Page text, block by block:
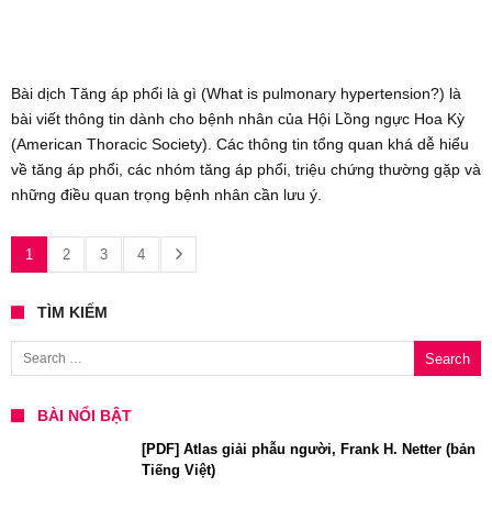
Bài dịch Tăng áp phổi là gì (What is pulmonary hypertension?) là
bài viết thông tin dành cho bệnh nhân của Hội Lồng ngực Hoa Kỳ
(American Thoracic Society). Các thông tin tổng quan khá dễ hiểu
về tăng áp phổi, các nhóm tăng áp phổi, triệu chứng thường gặp và
những điều quan trọng bệnh nhân cần lưu ý.
1 2 3 4
TÌM KIẾM
Search for:
BÀI NỔI BẬT
[PDF] Atlas giải phẫu người, Frank H. Netter (bản
Tiếng Việt)